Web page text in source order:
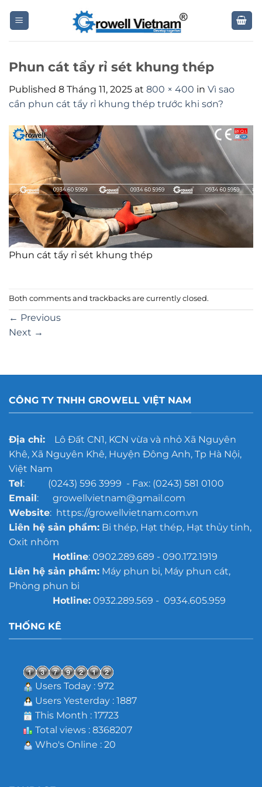
Phun cát tẩy rỉ sét khung thép
Published 8 Tháng 11, 2025 at 800 × 400 in Vì sao
cần phun cát tẩy rỉ khung thép trước khi sơn?
Phun cát tẩy rỉ sét khung thép
Both comments and trackbacks are currently closed.
← Previous
Next →
CÔNG TY TNHH GROWELL VIỆT NAM
Địa chỉ:Lô Đất CN1, KCN vừa và nhỏ Xã Nguyên
Khê, Xã Nguyên Khê, Huyện Đông Anh, Tp Hà Nội,
Việt Nam
Tel: (0243) 596 3999 - Fax: (0243) 581 0100
Email: growellvietnam@gmail.com
Website: https://growellvietnam.com.vn
Liên hệ sản phẩm:Bi thép, Hạt thép, Hạt thủy tinh,
Oxit nhôm
Hotline: 0902.289.689 - 090.172.1919
Liên hệ sản phẩm:Máy phun bi, Máy phun cát,
Phòng phun bi
Hotline:0932.289.569 - 0934.605.959
THỐNG KÊ
Users Today : 972
Users Yesterday : 1887
This Month : 17723
Total views : 8368207
Who's Online : 20